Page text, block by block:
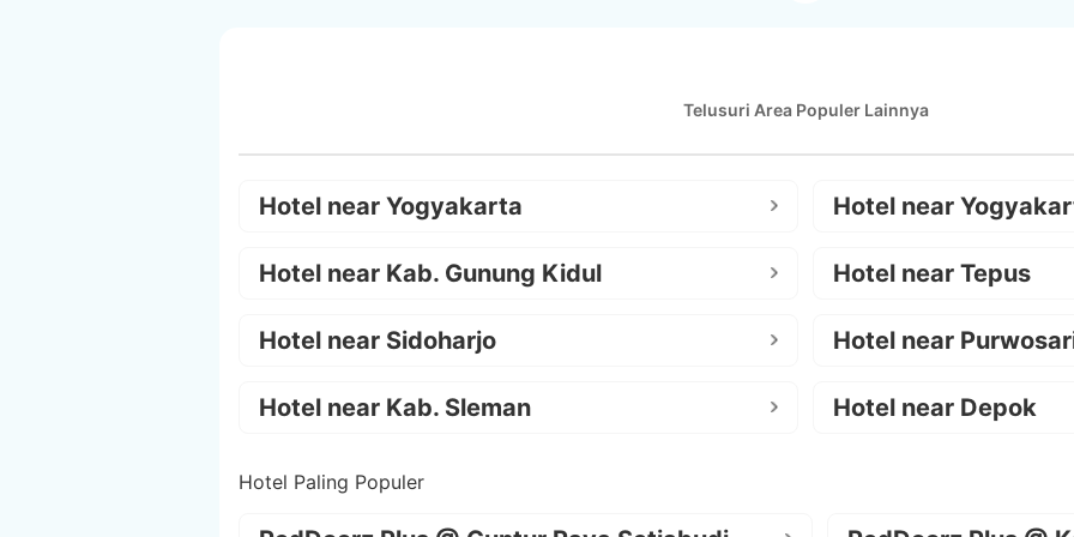
Telusuri Area Populer Lainnya
Hotel near Yogyakarta Hotel near
Hotel near Kab. Gunung Kidul Hotel near Tepus
Hotel near Sidoharjo Hotel near
Hotel near Kab. Sleman Hotel near Depok
Hotel Paling Populer